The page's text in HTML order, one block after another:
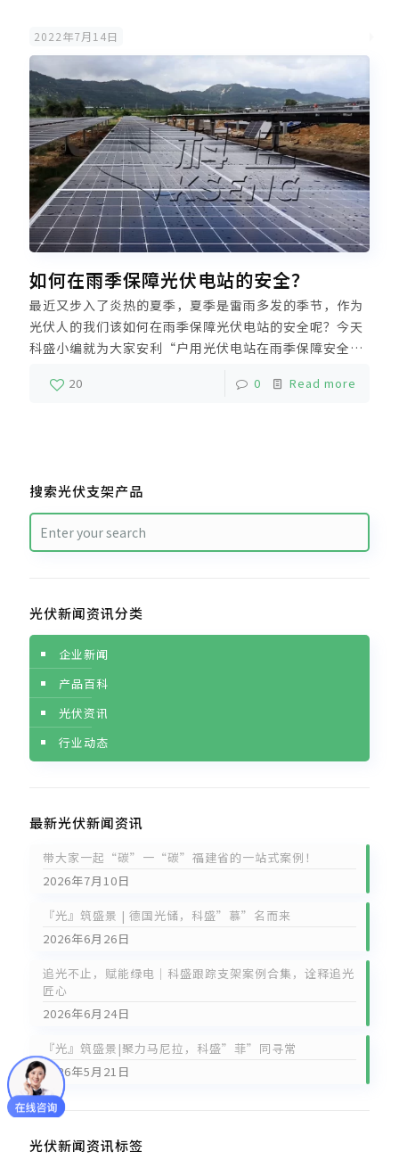
2022年7月14日
如何在雨季保障光伏电站的安全？
最近又步入了炎热的夏季，夏季是雷雨多发的季节，作为
光伏人的我们该如何在雨季保障光伏电站的安全呢？今天
科盛小编就为大家安利“户用光伏电站在雨季保障安全的
方法”。在恶劣天气下，一定要做好光伏电站的防护工
作，并及时处理受损设备，以免造成更严重的财产损失，
20 0 Read more
搜索光伏支架产品
光伏新闻资讯分类
企业新闻
产品百科
光伏资讯
行业动态
最新光伏新闻资讯
带大家一起“碳”一“碳”福建省的一站式案例！
2026年7月10日
『光』筑盛景 | 德国光储，科盛”慕”名而来
2026年6月26日
追光不止，赋能绿电｜科盛跟踪支架案例合集，诠释追光
匠心
2026年6月24日
『光』筑盛景|聚力马尼拉，科盛”菲”同寻常
2026年5月21日
光伏新闻资讯标签